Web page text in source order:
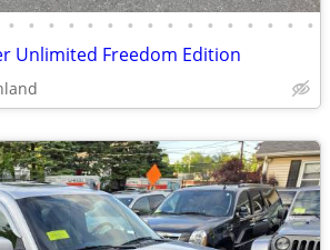
• • • • • • • • • • • • • • • •
Unlimited Freedom Edition